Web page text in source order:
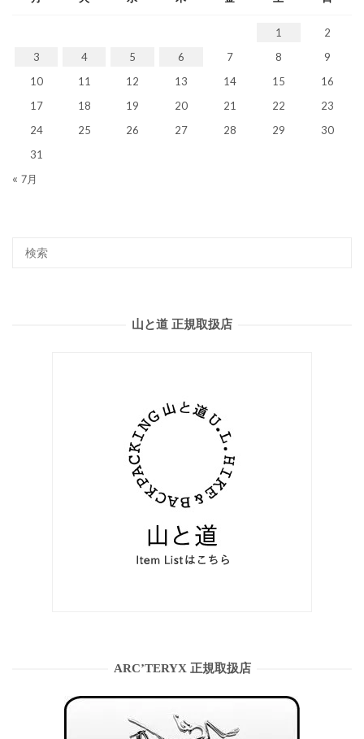
1
2
3
4 5 6 7 8
9
10
11 12 13 14 15
16
17
18 19 20 21 22
23
24
25 26 27 28 29
30
31
« 7月
山と道 正規取扱店
ARC’TERYX 正規取扱店